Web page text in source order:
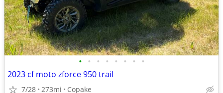
• • • • • • • •
2023 cf moto zforce 950 trail
7/28 273mi Copake